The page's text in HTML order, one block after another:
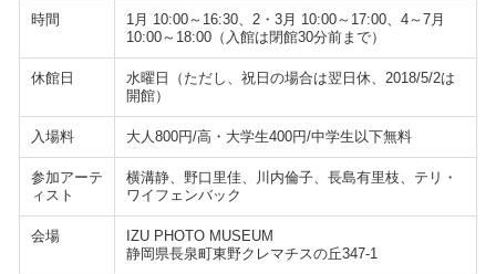
時間
1月 10:00～16:30、2・3月 10:00～17:00、4～7月
10:00～18:00（入館は閉館30分前まで）
休館日
水曜日（ただし、祝日の場合は翌日休、2018/5/2は
開館）
入場料 大人800円/高・大学生400円/中学生以下無料
参加アーテ
ィスト
横溝静、野口里佳、川内倫子、長島有里枝、テリ・
ワイフェンバック
会場
IZU PHOTO MUSEUM
静岡県長泉町東野クレマチスの丘347-1